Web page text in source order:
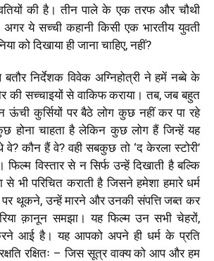
की है। तीन पाले के एक तरफ और चौथी
ये सच्ची कहानी किसी एक भारतीय युवती
को दिखाया ही जाना चाहिए, नहीं?
निर्देशक विवेक अग्निहोत्री ने हमें नब्बे के
सच्चाइयों से वाकिफ कराया। तब, जब बहुत
ऊंची कुर्सियों पर बैठे लोग कुछ नहीं कर पा रहे
चाहता है लेकिन कुछ लोग हैं जिन्हें यह
कौन हैं वे? वही सबकुछ तो ‘द केरला स्टोरी’
फिल्म विस्तार से न सिर्फ उन्हें दिखाती है बल्कि
से भी परिचित कराती है जिसने हमेशा हमारे धर्म
थूकने, उन्हें मारने और उनकी संपत्ति जब्त कर
क़ानून समझा। यह फिल्म उन सभी चेहरों,
आई है। यह आपको अपने ही धर्म के प्रति
रक्षितः – जिस सूत्र वाक्य को आप और हम